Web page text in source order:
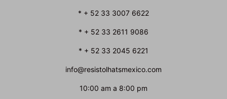
* + 52 33 3007 6622
* + 52 33 2611 9086
* + 52 33 2045 6221
info@resistolhatsmexico.com
10:00 am a 8:00 pm